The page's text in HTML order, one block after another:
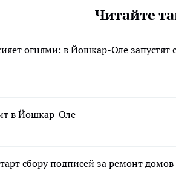
Читайте
огнями: в Йошкар-Оле
в Йошкар-Оле
сбору подписей за ремонт